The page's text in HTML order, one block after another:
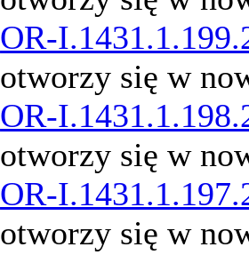
OR-
otworzy się w
OR-
otworzy się w
OR-
otworzy się w